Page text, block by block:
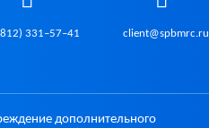
331–57–41 client@spbmrc.ru
дополнительного